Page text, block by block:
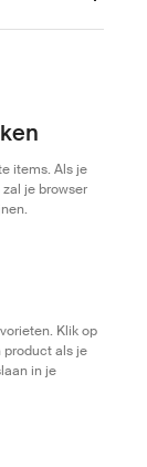
items. Als je
je browser
Klik op
product als je
in je